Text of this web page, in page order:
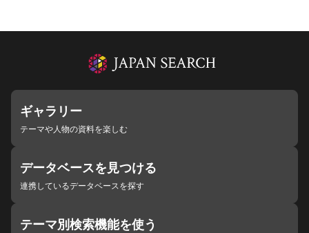
ギャラリー
テーマや人物の資料を楽しむ
データベースを見つける
連携しているデータベースを探す
テーマ別検索機能を使う